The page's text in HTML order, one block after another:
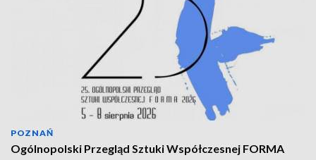
POZNAŃ
Ogólnopolski Przegląd Sztuki Współczesnej FORMA